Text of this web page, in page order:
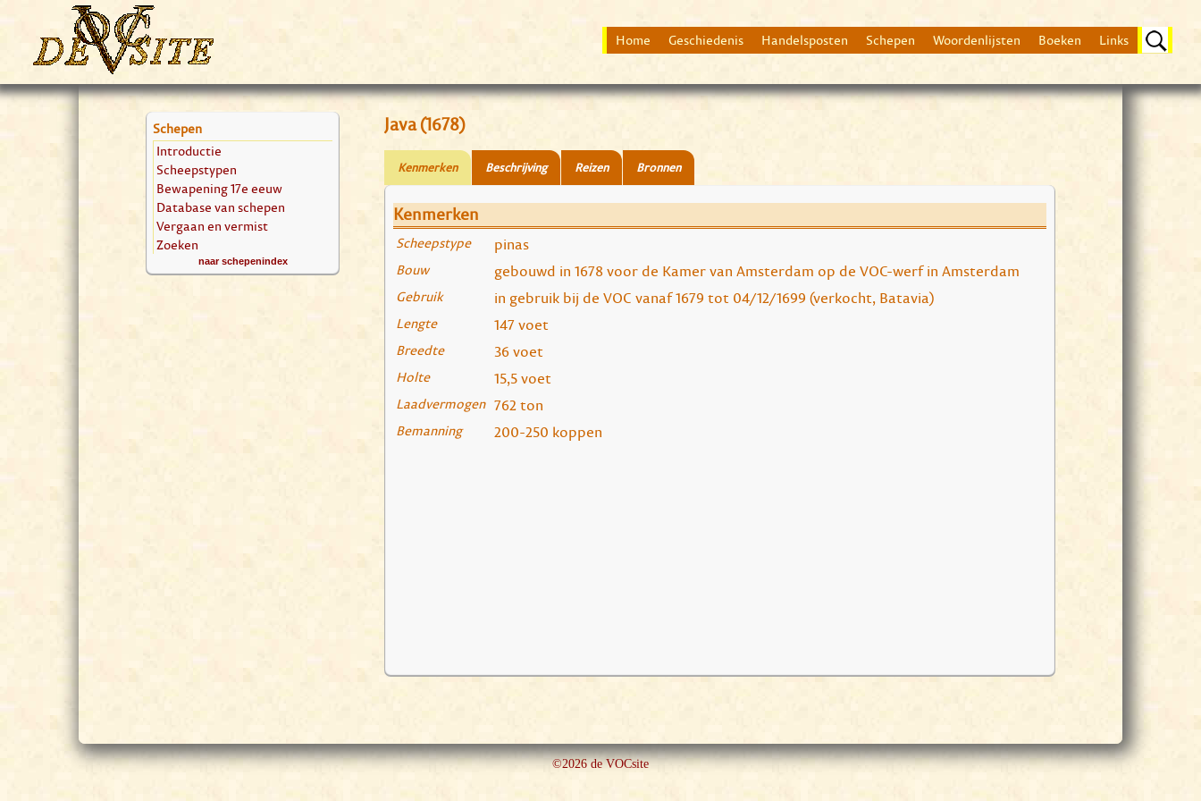
Home Geschiedenis Handelsposten Schepen Woordenlijsten Boeken Links
Schepen
Introductie
Scheepstypen
Bewapening 17e eeuw
Database van schepen
Vergaan en vermist
Zoeken
naar schepenindex
Java (1678)
Kenmerken Beschrijving Reizen Bronnen
Kenmerken
Scheepstype pinas
Bouw gebouwd in 1678 voor de Kamer van Amsterdam op de VOC-werf in Amsterdam
Gebruik in gebruik bij de VOC vanaf 1679 tot 04/12/1699 (verkocht, Batavia)
Lengte 147 voet
Breedte 36 voet
Holte 15,5 voet
Laadvermogen 762 ton
Bemanning 200-250 koppen
©2026 de VOCsite